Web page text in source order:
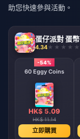
助您快速參與活動。
蛋仔派對 蛋幣
4.34
-54%
60 Eggy Coins
HK$ 5.09
HK$ 11.14
立即購買